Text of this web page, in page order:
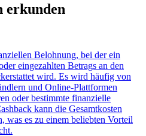
erkunden
Belohnung, bei der ein
eingezahlten Betrags an den
wird. Es wird häufig von
und Online-Plattformen
oder bestimmte finanzielle
kann die Gesamtkosten
was es zu einem beliebten Vorteil